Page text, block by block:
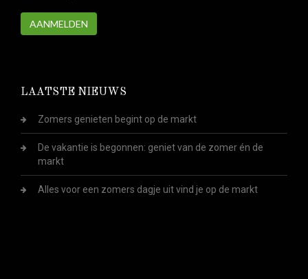
AANMELDEN
LAATSTE NIEUWS
Zomers genieten begint op de markt
De vakantie is begonnen: geniet van de zomer én de
markt
Alles voor een zomers dagje uit vind je op de markt